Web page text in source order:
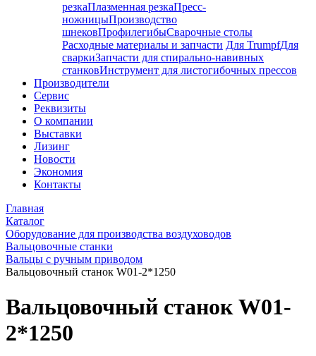
резкаПлазменная резкаПресс-
ножницыПроизводство
шнековПрофилегибыСварочные столы
Расходные материалы и запчасти Для TrumpfДля
сваркиЗапчасти для спирально-навивных
станковИнструмент для листогибочных прессов
Производители
Сервис
Реквизиты
О компании
Выставки
Лизинг
Новости
Экономия
Контакты
Главная
Каталог
Оборудование для производства воздуховодов
Вальцовочные станки
Вальцы с ручным приводом
Вальцовочный станок W01-2*1250
Вальцовочный станок W01-
2*1250